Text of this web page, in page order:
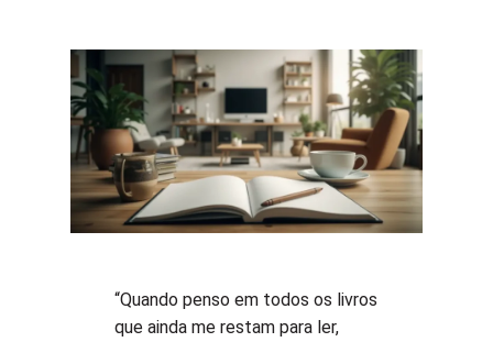
“Quando penso em todos os livros
que ainda me restam para ler,